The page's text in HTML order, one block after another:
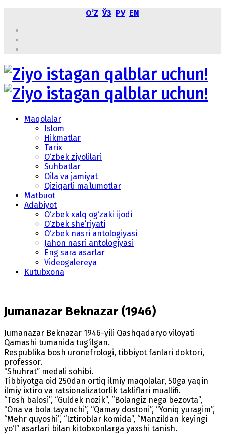
OʼZ ЎЗ РУ EN
Maqolalar
Islom
Hikmatlar
Tarix
O‘zbek ziyolilari
Suhbatlar
Oila va jamiyat
Qiziqarli ma’lumotlar
Matbuot
Adabiyot
O‘zbek xalq og‘zaki ijodi
O‘zbek she’riyati
O‘zbek nasri antologiyasi
Jahon nasri antologiyasi
Eng sara asarlar
Videogalereya
Kutubxona
Jumanazar Beknazar (1946)
Jumanazar Beknazar 1946-yili Qashqadaryo viloyati
Qamashi tumanida tug‘ilgan.
Respublika bosh uronefrologi, tibbiyot fanlari doktori,
professor.
“Shuhrat” medali sohibi.
Tibbiyotga oid 250dan ortiq ilmiy maqolalar, 50ga yaqin
ilmiy ixtiro va ratsionalizatorlik takliflari muallifi.
“Tosh balosi”, “Guldek nozik”, “Bolangiz nega bezovta”,
“Ona va bola tayanchi”, “Qamay dostoni”, “Yoniq yuragim”,
“Mehr quyoshi”, “Iztiroblar komida”, “Manzildan keyingi
yo‘l” asarlari bilan kitobxonlarga yaxshi tanish.